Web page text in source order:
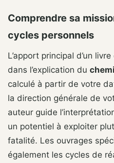
Comprendre sa
cycles personnels
L’apport principal d’un
dans l’explication du
calculé à partir de votre
la direction générale de
auteur guide
un potentiel à exploiter
fatalité. Les ouvrages
également les cycles de